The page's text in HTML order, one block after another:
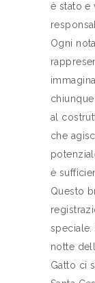
è stato e
Ogni
al
che
è
Questo
notte
Gatto ci